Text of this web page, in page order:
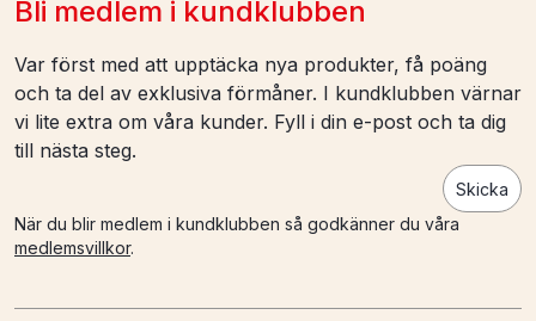
Bli medlem i kundklubben
Var först med att upptäcka nya produkter, få poäng
och ta del av exklusiva förmåner. I kundklubben värnar
vi lite extra om våra kunder. Fyll i din e-post och ta dig
till nästa steg.
Skicka
När du blir medlem i kundklubben så godkänner du våra
medlemsvillkor.